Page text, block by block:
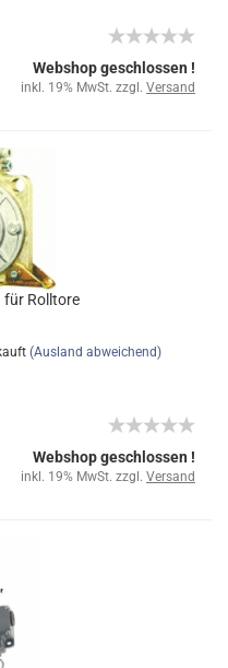
Webshop geschlossen !
inkl. 19% MwSt. zzgl. Versand
für Rolltore
(Ausland abweichend)
Webshop geschlossen !
inkl. 19% MwSt. zzgl. Versand